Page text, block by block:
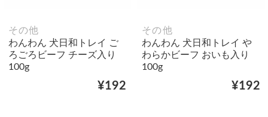
その他
わんわん 犬日和トレイ ご
ろごろビーフ チーズ入り
100g
¥192
その他
わんわん 犬日和トレイ や
わらかビーフ おいも入り
100g
¥192